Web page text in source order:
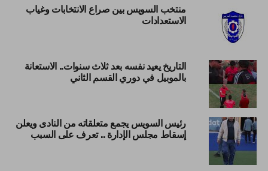
منتخب السويس بين صراع الانتخابات وغياب
الاستعدادات
التاريخ يعيد نفسه بعد ثلاث سنوات.. الاستعانة
بالموبيل في دوري القسم الثاني
رئيس السويس يجمع متعلقاته من النادى ويعلن
إسقاط مجلس الإدارة .. تعرف على السبب